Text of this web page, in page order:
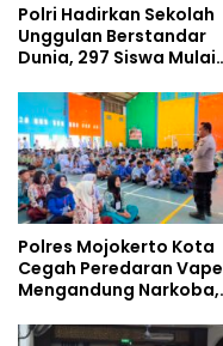
Polri Hadirkan Sekolah
Unggulan Berstandar
Dunia, 297 Siswa Mulai
Polres Mojokerto Kota
Cegah Peredaran Vape
Mengandung Narkoba,
Kalangan Remaja